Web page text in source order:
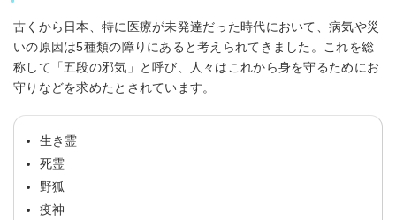
古くから日本、特に医療が未発達だった時代において、病気や災
いの原因は5種類の障りにあると考えられてきました。これを総
称して「五段の邪気」と呼び、人々はこれから身を守るためにお
守りなどを求めたとされています。
生き霊
死霊
野狐
疫神